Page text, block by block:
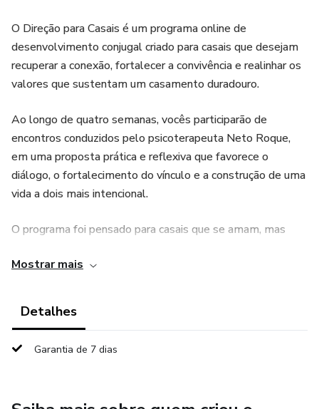
O Direção para Casais é um programa online de
desenvolvimento conjugal criado para casais que desejam
recuperar a conexão, fortalecer a convivência e realinhar os
valores que sustentam um casamento duradouro.
Ao longo de quatro semanas, vocês participarão de
encontros conduzidos pelo psicoterapeuta Neto Roque,
em uma proposta prática e reflexiva que favorece o
diálogo, o fortalecimento do vínculo e a construção de uma
vida a dois mais intencional.
O programa foi pensado para casais que se amam, mas
do tempo diminuíram a conexão, a comunicação ou a
uma crise para participar. Pelo contrário: cuidar do
formas mais eficazes de fortalecê-lo.
Mostrar mais
Detalhes
Garantia de 7 dias